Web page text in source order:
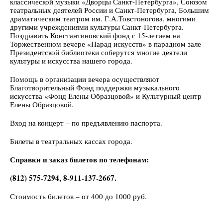
театральных деятелей России и Санкт-Петербурга, Большим
драматическим театром им. Г.А.Товстоногова, многими
другими учреждениями культуры Санкт-Петербурга.
Поздравить Константиновский фонд с 15-летием на
Торжественном вечере «Парад искусств» в парадном зале
Президентской библиотеки соберутся многие деятели
культуры и искусства нашего города.
Помощь в организации вечера осуществляют
Благотворительный Фонд поддержки музыкального
искусства «Фонд Елены Образцовой» и Культурный центр
Елены Образцовой.
Вход на концерт – по предъявлению паспорта.
Билеты в театральных кассах города.
Справки и заказ билетов по телефонам:
(812) 575-7294, 8-911-137-2667.
Стоимость билетов – от 400 до 1000 руб.